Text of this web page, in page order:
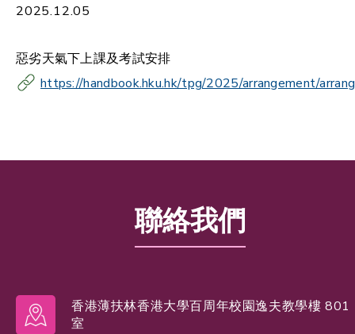
2025.12.05
惡劣天氣下上課及考試安排
https://handbook.hku.hk/tpg/2025/arrangement/
聯絡我們
香港薄扶林香港大學百周年校園逸夫教學樓 801
室